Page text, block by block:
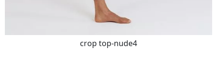
crop top-nude4